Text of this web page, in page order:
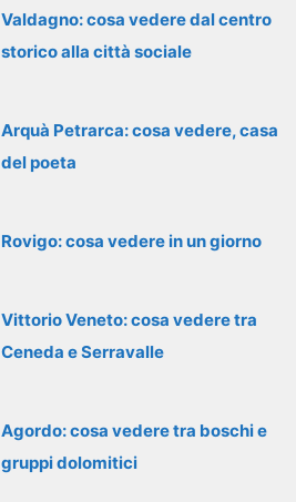
Valdagno: cosa vedere dal centro
storico alla città sociale
Arquà Petrarca: cosa vedere, casa
del poeta
Rovigo: cosa vedere in un giorno
Vittorio Veneto: cosa vedere tra
Ceneda e Serravalle
Agordo: cosa vedere tra boschi e
gruppi dolomitici